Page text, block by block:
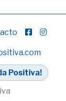
Positiva!